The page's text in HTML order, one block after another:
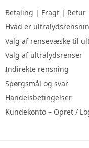
Betaling | Fragt | Retur
Hvad er
Valg af rensevæske til
Valg af ultralydsrenser
Indirekte rensning
Spørgsmål og svar
Handelsbetingelser
Kundekonto – Opret /